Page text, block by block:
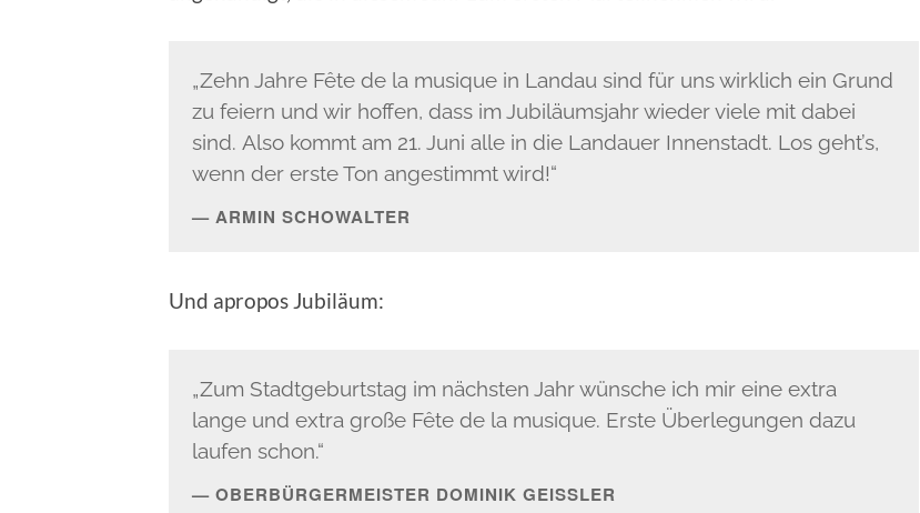
„Zehn Jahre Fête de la musique in Landau sind für uns wirklich ein Grund
zu feiern und wir hoffen, dass im Jubiläumsjahr wieder viele mit dabei
sind. Also kommt am 21. Juni alle in die Landauer Innenstadt. Los geht’s,
wenn der erste Ton angestimmt wird!“
ARMIN SCHOWALTER
Und apropos Jubiläum:
„Zum Stadtgeburtstag im nächsten Jahr wünsche ich mir eine extra
lange und extra große Fête de la musique. Erste Überlegungen dazu
laufen schon.“
OBERBÜRGERMEISTER DOMINIK GEISSLER